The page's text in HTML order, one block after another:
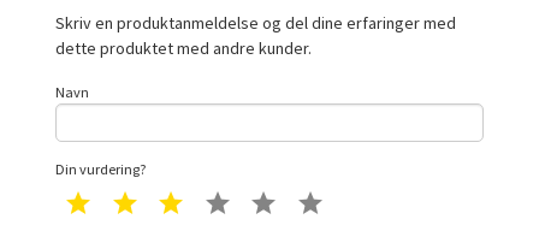
Skriv en produktanmeldelse og del dine erfaringer med
dette produktet med andre kunder.
Navn
Din vurdering?
1 star 2 star 3 star 4 star 5 star